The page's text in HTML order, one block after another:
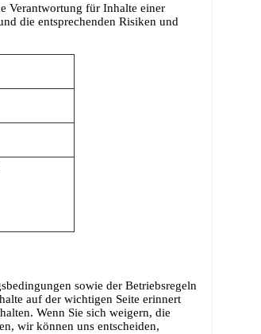
Verantwortung für Inhalte einer
die entsprechenden Risiken und
sowie der Betriebsregeln
auf der wichtigen Seite erinnert
Wenn Sie sich weigern, die
wir können uns entscheiden,